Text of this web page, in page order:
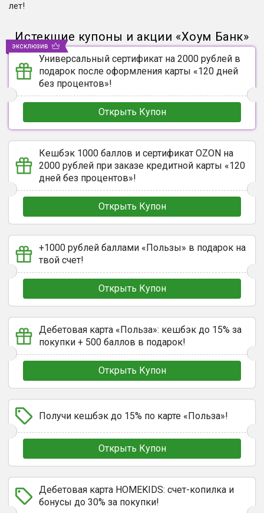
лет!
Истекшие купоны и акции «Хоум Банк»
Универсальный сертификат на 2000 рублей в
подарок после оформления карты «120 дней
без процентов»!
Открыть Купон
эксклюзив
Кешбэк 1000 баллов и сертификат OZON на
2000 рублей при заказе кредитной карты «120
дней без процентов»!
Открыть Купон
+1000 рублей баллами «Пользы» в подарок на
твой счет!
Открыть Купон
Дебетовая карта «Польза»: кешбэк до 15% за
покупки + 500 баллов в подарок!
Открыть Купон
Получи кешбэк до 15% по карте «Польза»!
Открыть Купон
Дебетовая карта HOMEKIDS: счет-копилка и
бонусы до 30% за покупки!